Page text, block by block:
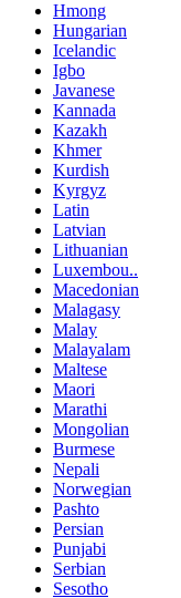
Hmong
Hungarian
Icelandic
Igbo
Javanese
Kannada
Kazakh
Khmer
Kurdish
Kyrgyz
Latin
Latvian
Lithuanian
Luxembou..
Macedonian
Malagasy
Malay
Malayalam
Maltese
Maori
Marathi
Mongolian
Burmese
Nepali
Norwegian
Pashto
Persian
Punjabi
Serbian
Sesotho